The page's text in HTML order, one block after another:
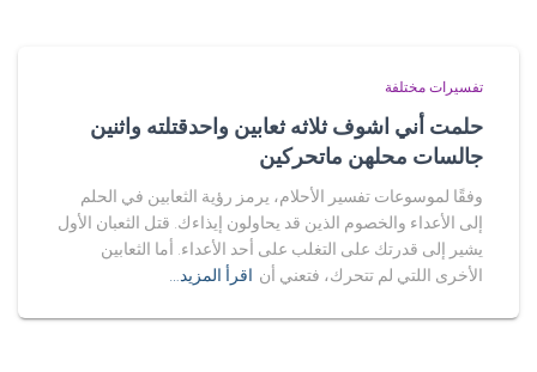
تفسيرات مختلفة
حلمت أني اشوف ثلاثه ثعابين واحدقتلته واثنين
جالسات محلهن ماتحركين
وفقًا لموسوعات تفسير الأحلام، يرمز رؤية الثعابين في الحلم
إلى الأعداء والخصوم الذين قد يحاولون إيذاءك. قتل الثعبان الأول
يشير إلى قدرتك على التغلب على أحد الأعداء. أما الثعابين
الأخرى اللتي لم تتحرك، فتعني أن اقرأ المزيد…